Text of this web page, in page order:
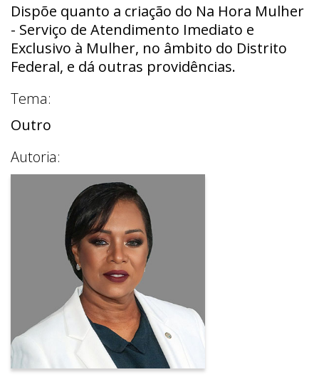
Dispõe quanto a criação do Na Hora Mulher
- Serviço de Atendimento Imediato e
Exclusivo à Mulher, no âmbito do Distrito
Federal, e dá outras providências.
Tema:
Outro
Autoria: